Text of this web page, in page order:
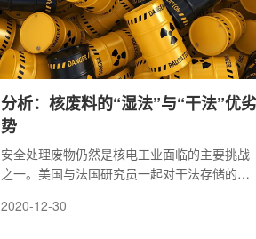
分析：核废料的“湿法”与“干法”优劣
势
安全处理废物仍然是核电工业面临的主要挑战
之一。美国与法国研究员一起对干法存储的优
进行了比较。
2020-12-30